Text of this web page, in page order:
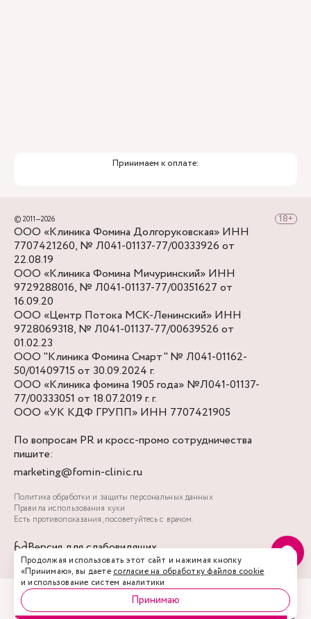
Принимаем к оплате:
© 2011—2026
ООО «Клиника Фомина Долгоруковская» ИНН
7707421260, № Л041-01137-77/00333926 от
22.08.19
ООО «Клиника Фомина Мичуринский» ИНН
9729288016, № Л041-01137-77/00351627 от
16.09.20
ООО «Центр Потока МСК-Ленинский» ИНН
9728069318, № Л041-01137-77/00639526 от
01.02.23
ООО "Клиника Фомина Смарт" № Л041-01162-
50/01409715 от 30.09.2024 г.
ООО «Клиника фомина 1905 года» №Л041-01137-
77/00333051 от 18.07.2019 г. г.
ООО «УК КДФ ГРУПП» ИНН 7707421905
По вопросам PR и кросс-промо сотрудничества
пишите:
marketing@fomin-clinic.ru
Политика обработки и защиты персональных данных
Правила использования куки
Есть противопоказания, посоветуйтесь с врачом.
Версия для слабовидящих